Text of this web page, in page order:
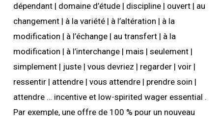
dépendant | domaine d’étude | discipline | ouvert | au
changement | à la variété | à l’altération | à la
modification | à l’échange | au transfert | à la
modification | à l’interchange | mais | seulement |
simplement | juste | vous devriez | regarder | voir |
ressentir | attendre | vous attendre | prendre soin |
attendre … incentive et low-spirited wager essential .
Par exemple, une offre de 100 % pour un nouveau